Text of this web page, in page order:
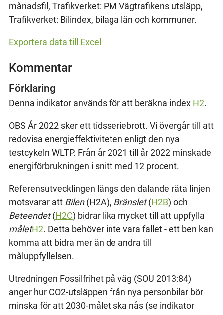
månadsfil, Trafikverket: PM Vägtrafikens utsläpp,
Trafikverket: Bilindex, bilaga län och kommuner.
Exportera data till Excel
Kommentar
Förklaring
Denna indikator används för att beräkna index H2.
OBS År 2022 sker ett tidsseriebrott. Vi övergår till att
redovisa energieffektiviteten enligt den nya
testcykeln WLTP. Från år 2021 till år 2022 minskade
energiförbrukningen i snitt med 12 procent.
Referensutvecklingen längs den dalande räta linjen
motsvarar att Bilen(H2A), Bränslet(H2B) och
Beteendet(H2C) bidrar lika mycket till att uppfylla
måletH2. Detta behöver inte vara fallet - ett ben kan
komma att bidra mer än de andra till
måluppfyllelsen.
Utredningen Fossilfrihet på väg (SOU 2013:84)
anger hur CO2-utsläppen från nya personbilar bör
minska för att 2030-målet ska nås (se indikator